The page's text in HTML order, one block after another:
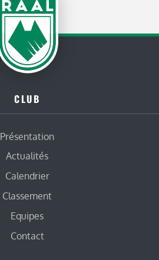
CLUB
Présentation
Actualités
Calendrier
Classement
Equipes
Contact